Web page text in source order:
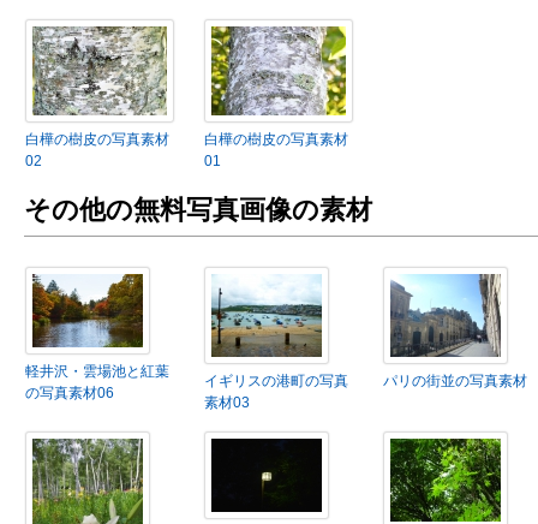
白樺の樹皮の写真素材
02
白樺の樹皮の写真素材
01
その他の無料写真画像の素材
軽井沢・雲場池と紅葉
の写真素材06
イギリスの港町の写真
素材03
パリの街並の写真素材